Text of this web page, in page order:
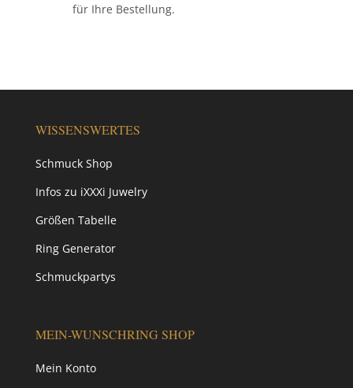
für Ihre Bestellung.
WISSENSWERTES
Schmuck Shop
Infos zu iXXXi Juwelry
Größen Tabelle
Ring Generator
Schmuckpartys
MEIN-WUNSCHRING SHOP
Mein Konto